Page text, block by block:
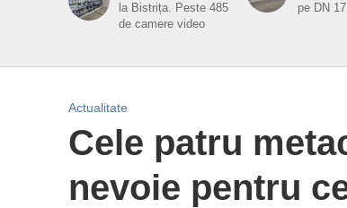
la Bistrița. Peste 485
de camere video
pe DN
Actualitate
Cele patru
nevoie pentru